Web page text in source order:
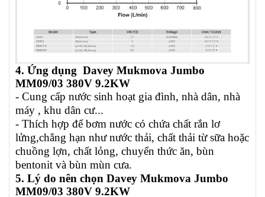
4. Ứng dụng Davey Mukmova Jumbo
MM09/03 380V 9.2KW
- Cung cấp nước sinh hoạt gia đình, nhà dân, nhà
máy , khu dân cư...
- Thích hợp để bơm nước có chứa chất rắn lơ
lửng,chẳng hạn như nước thải, chất thải từ sữa hoặc
chuồng lợn, chất lỏng, chuyển thức ăn, bùn
bentonit và bùn mùn cưa.
5. Lý do nên chọn Davey Mukmova Jumbo
MM09/03 380V 9.2KW